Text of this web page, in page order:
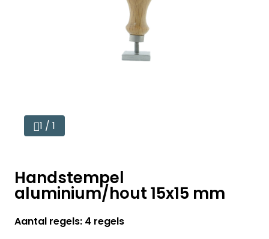
1 / 1
Handstempel
aluminium/hout 15x15 mm
Aantal regels: 4 regels